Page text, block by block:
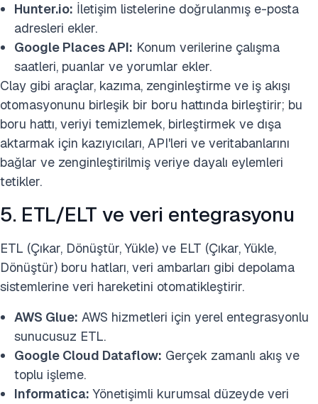
Hunter.io: İletişim listelerine doğrulanmış e-posta
adresleri ekler.
Google Places API: Konum verilerine çalışma
saatleri, puanlar ve yorumlar ekler.
Clay gibi araçlar, kazıma, zenginleştirme ve iş akışı
otomasyonunu birleşik bir boru hattında birleştirir; bu
boru hattı, veriyi temizlemek, birleştirmek ve dışa
aktarmak için kazıyıcıları, API'leri ve veritabanlarını
bağlar ve zenginleştirilmiş veriye dayalı eylemleri
tetikler.
5. ETL/ELT ve veri entegrasyonu
ETL (Çıkar, Dönüştür, Yükle) ve ELT (Çıkar, Yükle,
Dönüştür) boru hatları, veri ambarları gibi depolama
sistemlerine veri hareketini otomatikleştirir.
AWS Glue: AWS hizmetleri için yerel entegrasyonlu
sunucusuz ETL.
Google Cloud Dataflow: Gerçek zamanlı akış ve
toplu işleme.
Informatica: Yönetişimli kurumsal düzeyde veri